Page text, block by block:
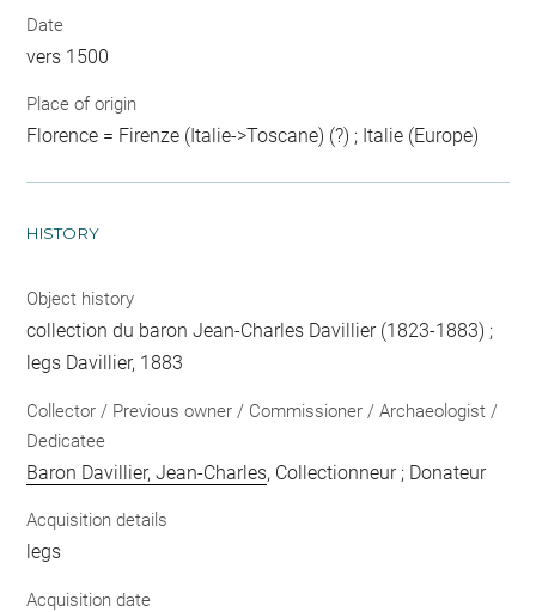
Date
vers 1500
Place of origin
Florence = Firenze (Italie->Toscane) (?) ; Italie (Europe)
HISTORY
Object history
collection du baron Jean-Charles Davillier (1823-1883) ;
legs Davillier, 1883
Collector / Previous owner / Commissioner / Archaeologist /
Dedicatee
Baron Davillier, Jean-Charles, Collectionneur ; Donateur
Acquisition details
legs
Acquisition date